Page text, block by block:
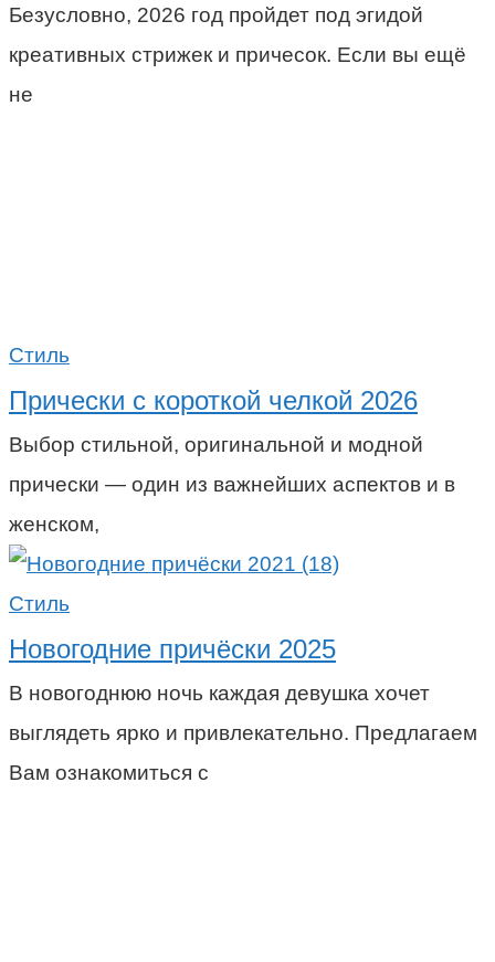
Безусловно, 2026 год пройдет под эгидой
креативных стрижек и причесок. Если вы ещё
не
Стиль
Прически с короткой челкой 2026
Выбор стильной, оригинальной и модной
прически — один из важнейших аспектов и в
женском,
Стиль
Новогодние причёски 2025
В новогоднюю ночь каждая девушка хочет
выглядеть ярко и привлекательно. Предлагаем
Вам ознакомиться с